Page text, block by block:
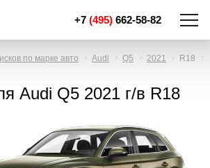
+7 (495) 662-58-82
по марке авто Audi Q5 2021 R18
Audi Q5 2021 г/в R18